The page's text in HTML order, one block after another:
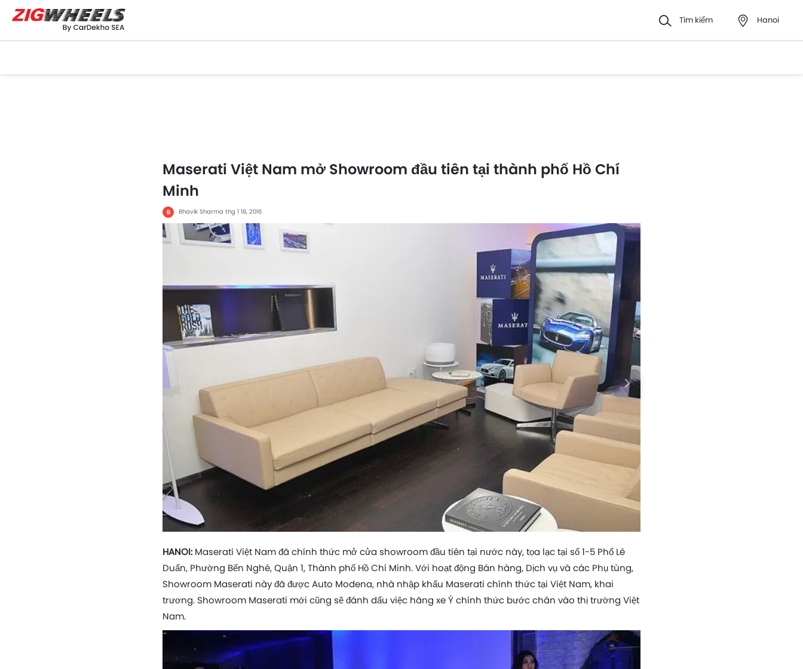
Tìm kiếm Hanoi
Maserati Việt Nam mở Showroom đầu tiên tại thành phố Hồ Chí
Minh
B Bhavik Sharma thg 1 18, 2016
HANOI: Maserati Việt Nam đã chính thức mở cửa showroom đầu tiên tại nước này, tọa lạc tại số 1-5 Phố Lê
Duẩn, Phường Bến Nghé, Quận 1, Thành phố Hồ Chí Minh. Với hoạt động Bán hàng, Dịch vụ và các Phụ tùng,
Showroom Maserati này đã được Auto Modena, nhà nhập khẩu Maserati chính thức tại Việt Nam, khai
trương. Showroom Maserati mới cũng sẽ đánh dấu việc hãng xe Ý chính thức bước chân vào thị trường Việt
Nam.